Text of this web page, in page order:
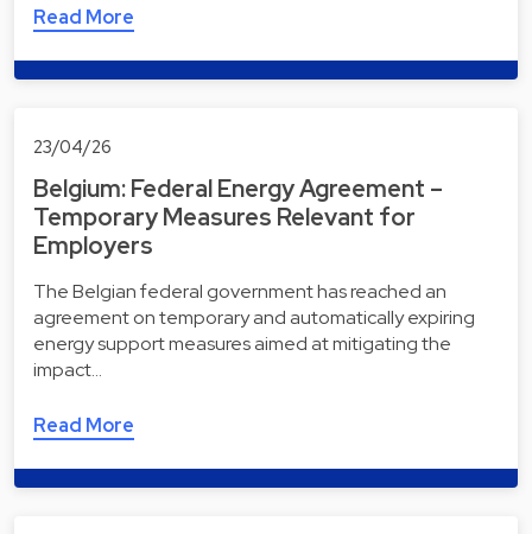
Read More
23/04/26
Belgium: Federal Energy Agreement –
Temporary Measures Relevant for
Employers
The Belgian federal government has reached an
agreement on temporary and automatically expiring
energy support measures aimed at mitigating the
impact…
Read More